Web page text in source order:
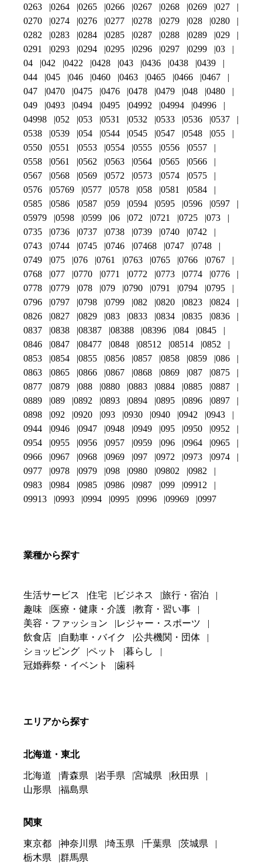
0263 0264 0265 0266 0267 0268 0269
027
0270
0274 0276 0277 0278 0279 028
0280
0282
0283 0284 0285 0287 0288 0289
029
0291
0293 0294 0295 0296 0297 0299
03
04
042 0422 0428 043 0436 0438
0439
044
045 046 0460 0463 0465 0466
0467
047
0470 0475 0476 0478 0479 048
0480
049
0493 0494 0495 04992 04994
04996
04998
052 053 0531 0532 0533 0536
0537
0538
0539 054 0544 0545 0547 0548
055
0550
0551 0553 0554 0555 0556
0557
0558
0561 0562 0563 0564 0565
0566
0567
0568 0569 0572 0573 0574
0575
0576
05769 0577 0578 058 0581
0584
0585
0586 0587 059 0594 0595 0596
0597
05979
0598 0599 06 072 0721 0725
073
0735
0736 0737 0738 0739 0740
0742
0743
0744 0745 0746 07468 0747
0748
0749
075 076 0761 0763 0765 0766
0767
0768
077 0770 0771 0772 0773 0774
0776
0778
0779 078 079 0790 0791 0794
0795
0796
0797 0798 0799 082 0820 0823
0824
0826
0827 0829 083 0833 0834 0835
0836
0837
0838 08387 08388 08396 084
0845
0846
0847 08477 0848 08512 08514
0852
0853
0854 0855 0856 0857 0858 0859
086
0863
0865 0866 0867 0868 0869 087
0875
0877
0879 088 0880 0883 0884 0885
0887
0889
089 0892 0893 0894 0895 0896
0897
0898
092 0920 093 0930 0940 0942
0943
0944
0946 0947 0948 0949 095 0950
0952
0954
0955 0956 0957 0959 096 0964
0965
0966
0967 0968 0969 097 0972 0973
0974
0977
0978 0979 098 0980 09802
0982
0983
0984 0985 0986 0987 099
09912
09913
0993 0994 0995 0996 09969 0997
業種から探す
生活サービス 住宅 ビジネス
旅行・宿泊
趣味
医療・健康・介護
教育・習い事
美容・ファッション
レジャー・スポーツ
飲食店
自動車・バイク
公共機関・団体
ショッピング
ペット
暮らし
冠婚葬祭・イベント
歯科
エリアから探す
北海道・東北
北海道 青森県 岩手県 宮城県
秋田県
山形県
福島県
関東
東京都 神奈川県 埼玉県 千葉県
茨城県
栃木県
群馬県